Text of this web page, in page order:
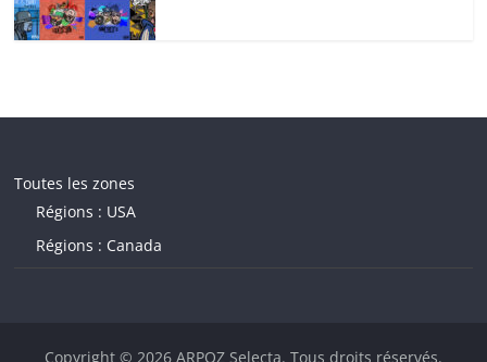
Toutes les zones
Régions : USA
Régions : Canada
Copyright © 2026 ARPOZ Selecta. Tous droits réservés.